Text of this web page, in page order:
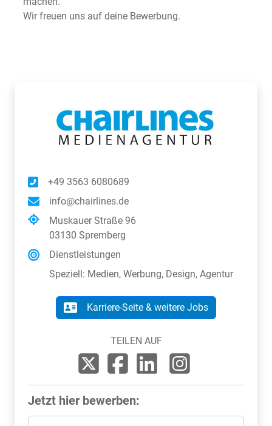
Wir freuen uns auf deine Bewerbung.
+49 3563 6080689
info@chairlines.de
Muskauer Straße 96
03130 Spremberg
Dienstleistungen
Speziell: Medien, Werbung, Design, Agentur
Karriere-Seite & weitere Jobs
TEILEN AUF
Jetzt hier bewerben: